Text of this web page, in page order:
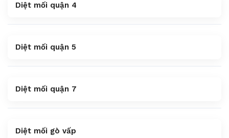
Diệt mối quận 4
Diệt mối quận 5
Diệt mối quận 7
Diệt mối gò vấp